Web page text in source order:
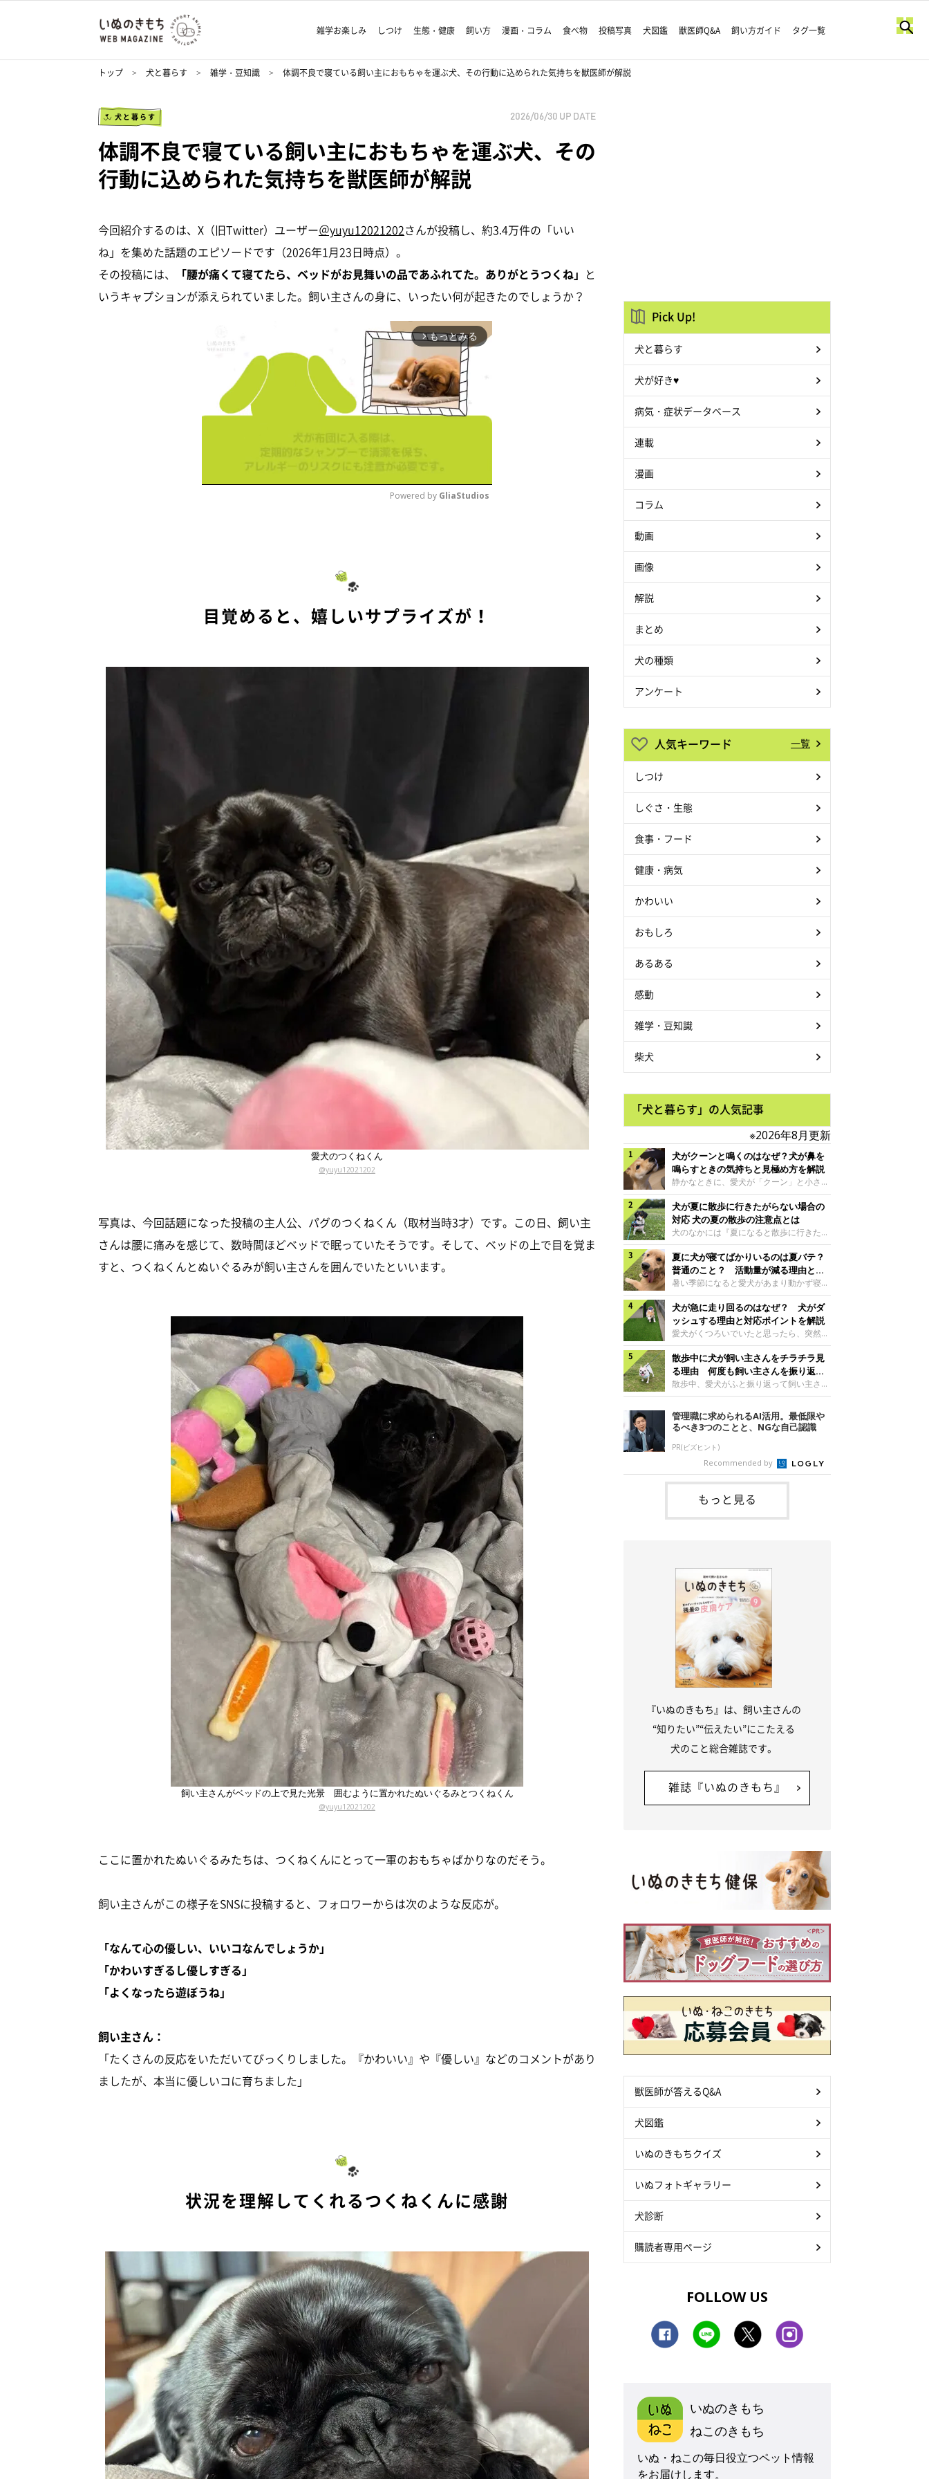
雑学お楽しみ しつけ 生態・健康 飼い方 漫画・コラム 食べ物 投稿写真 犬図鑑 獣医師Q&A 飼い方ガイド タグ一覧
トップ 犬と暮らす 雑学・豆知識 体調不良で寝ている飼い主におもちゃを運ぶ犬、その行動に込められた気持ちを獣医師が解説
犬と暮らす 2026/06/30 UP DATE
体調不良で寝ている飼い主におもちゃを運ぶ犬、その
行動に込められた気持ちを獣医師が解説
今回紹介するのは、X（旧Twitter）ユーザー＠yuyu12021202さんが投稿し、約3.4万件の「いい
ね」を集めた話題のエピソードです（2026年1月23日時点）。
その投稿には、
「腰が痛くて寝てたら、ベッドがお見舞いの品であふれてた。ありがとうつくね」 と
いうキャプションが添えられていました。飼い主さんの身に、いったい何が起きたのでしょうか？
arrow_forward_ios もっとみる
Powered by GliaStudios
目覚めると、嬉しいサプライズが！
愛犬のつくねくん
@yuyu12021202
写真は、今回話題になった投稿の主人公、パグのつくねくん（取材当時3才）です。この日、飼い主
さんは腰に痛みを感じて、数時間ほどベッドで眠っていたそうです。そして、ベッドの上で目を覚ま
すと、つくねくんとぬいぐるみが飼い主さんを囲んでいたといいます。
飼い主さんがベッドの上で見た光景 囲むように置かれたぬいぐるみとつくねくん
@yuyu12021202
ここに置かれたぬいぐるみたちは、つくねくんにとって一軍のおもちゃばかりなのだそう。
飼い主さんがこの様子をSNSに投稿すると、フォロワーからは次のような反応が。
「なんて心の優しい、いいコなんでしょうか」
「かわいすぎるし優しすぎる」
「よくなったら遊ぼうね」
飼い主さん：
「たくさんの反応をいただいてびっくりしました。『かわいい』や『優しい』などのコメントがあり
ましたが、本当に優しいコに育ちました」
状況を理解してくれるつくねくんに感謝
Pick Up!
犬と暮らす
犬が好き♥
病気・症状データベース
連載
漫画
コラム
動画
画像
解説
まとめ
犬の種類
アンケート
人気キーワード 一覧
しつけ
しぐさ・生態
食事・フード
健康・病気
かわいい
おもしろ
あるある
感動
雑学・豆知識
柴犬
「犬と暮らす」の人気記事
※2026年8月更新
犬がクーンと鳴くのはなぜ？犬が鼻を
鳴らすときの気持ちと見極め方を解説
静かなときに、愛犬が「クーン」と小さく
鳴いたり、鼻を鳴らすような音を出したり
することはありませんか？ 大きく吠える
わけではない分、「不安なの？それとも何
かお願いしているの？」と気になる飼い主
さんもいるかもしれません。今回は、犬が
クーンと鳴く理由や鼻鳴らしの背景、見極
め方と対応のポイントなどについて、いぬ
のきもち獣医師相談室の原 駿太朗先生に
伺いました。クーンと鳴くのはどんな気持
ち？いぬのきもち投稿写真ギャラリー犬が
クーンと小さく鳴くときは、何らかの感情
を伝えようとしている場合があると考えら
れています。大
犬が夏に散歩に行きたがらない場合の
対応 犬の夏の散歩の注意点とは
犬のなかには『夏になると散歩に行きたが
らない、歩かなくなる』『暑い季節は散歩
の気配を察すると涼しい部屋から出ようと
しない』など散歩に行きたがらないコもい
るようです。愛犬の運動をさせてあげたい
のに、散歩に行きたがらない。このような
場合はどう対応すればよいのでしょうか？
「愛犬が夏に散歩に行きたがらない場合の
対応」について、いぬのきもち獣医師相談
室の白山さとこ先生に聞きました。Q.夏に
犬の散歩に行くときの注意点は？ いぬの
きもち投稿写真ギャラリーーー夏に愛犬と
散歩に行くときは、どのようなことに注意
をするとよい
夏に犬が寝てばかりいるのは夏バテ？
普通のこと？ 活動量が減る理由と対
策とは
暑い季節になると愛犬があまり動かず寝て
ばかりだと感じる飼い主さんはいません
か？その様子に、愛犬が夏バテで疲れてい
るのか、元気がないのかなど不安に感じる
方もいるのではないかと思います。 で
は、犬が寝てばかりいるときに対処が必要
かを見極める方法はあるのでしょうか？
「犬の活動量が夏に減る理由と対策」につ
いて、いぬのきもち獣医師相談室の山口み
き先生に話を聞きました。Q. 夏に犬の活
真ギャラリーーー夏に愛犬の活動量が減る
と感じる飼い主さんもいるようです。理由
としてどのようなこ
犬が急に走り回るのはなぜ？ 犬がダ
ッシュする理由と対応ポイントを解説
愛犬がくつろいでいたと思ったら、突然部
屋の中を走り回り始める――そんな様子に
驚いたことはありませんか？ 急な動きに
「何が起きているの？」と戸惑う飼い主さ
んも多いでしょう。落ち着いていたはずな
のに、急にスイッチが入ったように見える
と不安になることもあります。今回は、犬
が急に走り回る理由や見極め方などについ
て、いぬのきもち獣医師相談室の岡本りさ
先生に伺いました。犬が急に走り回るのは
よくある行動？いぬのきもち投稿写真ギャ
ラリー犬が突然走り回る行動は、必ずしも
珍しいものではないと考えられています。
体にたまったエ
散歩中に犬が飼い主さんをチラチラ見
る理由 何度も飼い主さんを振り返る
のはなぜ？
散歩中、愛犬がふと振り返って飼い主さん
の様子を確認する…そんな場面に心当たり
はありませんか？ 何度もチラチラ見られ
ると、「何か気になることがあるの？」
「ちゃんと歩けているかな」と不安になる
ことがあるかもしれません。愛犬が歩きな
がら飼い主さんを振り返るしぐさには、ど
んな気持ちが隠れているのでしょうか。今
回は、犬が散歩中に飼い主さんを確認する
理由や注意すべきサインの見極めかた、対
応のポイントなどについて、いぬのきもち
獣医師相談室の原 駿太朗先生に伺いまし
管理職に求められるAI活用。最低限や
るべき3つのことと、NGな自己認識
PR(ビズヒント)
Recommended by
もっと見る
『いぬのきもち』は、飼い主さんの
“知りたい”“伝えたい”にこたえる
犬のこと総合雑誌です。
雑誌『いぬのきもち』
獣医師が答えるQ&A
犬図鑑
いぬのきもちクイズ
いぬフォトギャラリー
犬診断
購読者専用ページ
FOLLOW US
いぬのきもち
ねこのきもち
いぬ・ねこの毎日役立つペット情報
をお届けします。